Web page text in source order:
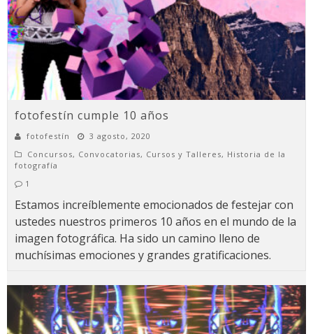
fotofestín cumple 10 años
fotofestín
3 agosto, 2020
Concursos, Convocatorias, Cursos y Talleres, Historia de la
fotografía
1
Estamos increíblemente emocionados de festejar con
ustedes nuestros primeros 10 años en el mundo de la
imagen fotográfica. Ha sido un camino lleno de
muchísimas emociones y grandes gratificaciones.